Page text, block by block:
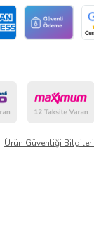
Ürün Güvenliği Bilgileri